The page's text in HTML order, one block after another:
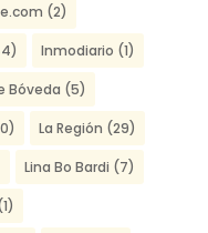
(2)
Inmodiario (1)
Bóveda (5)
La Región (29)
Lina Bo Bardi (7)